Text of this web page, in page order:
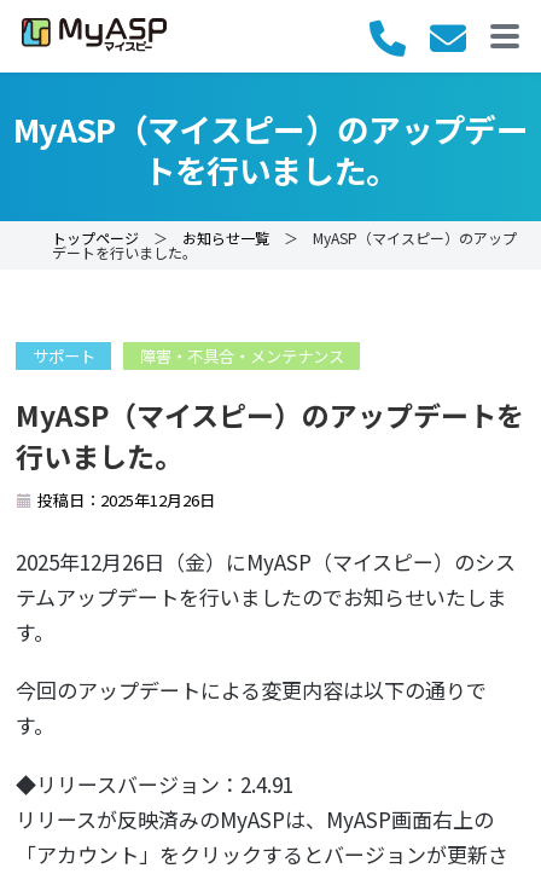
MyASP（マイスピー）のアップデー
トを行いました。
トップページ ＞ お知らせ一覧 ＞ MyASP（マイスピー）のアップ
デートを行いました。
サポート 障害・不具合・メンテナンス
MyASP（マイスピー）のアップデートを
行いました。
投稿日：2025年12月26日
2025年12月26日（金）にMyASP（マイスピー）のシス
テムアップデートを行いましたのでお知らせいたしま
す。
今回のアップデートによる変更内容は以下の通りで
す。
◆リリースバージョン：2.4.91
リリースが反映済みのMyASPは、MyASP画面右上の
「アカウント」をクリックするとバージョンが更新さ